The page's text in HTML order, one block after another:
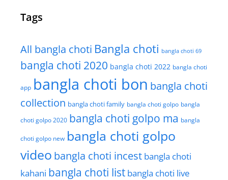
Tags
All bangla choti Bangla choti bangla choti 69
bangla choti 2020 bangla choti 2022 bangla choti
app bangla choti bon bangla choti
collection bangla choti family bangla choti golpo bangla
choti golpo 2020 bangla choti golpo ma bangla
choti golpo new bangla choti golpo
video bangla choti incest bangla choti
kahani bangla choti list bangla choti live